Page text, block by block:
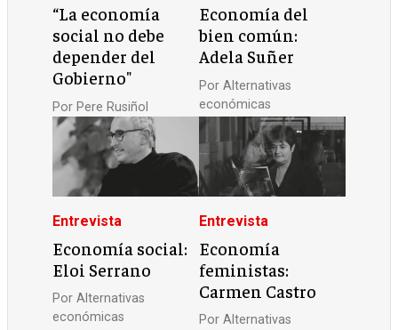
“La economía
social no debe
depender del
Gobierno"
Por Pere Rusiñol
Economía del
bien común:
Adela Suñer
Por Alternativas
económicas
Entrevista
Economía social:
Eloi Serrano
PorAlternativas
económicas
Entrevista
Economía
feministas:
Carmen Castro
Por Alternativas